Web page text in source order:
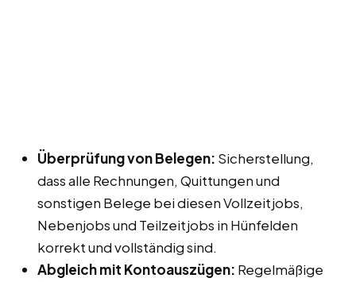
Überprüfung von Belegen: Sicherstellung,
dass alle Rechnungen, Quittungen und
sonstigen Belege bei diesen Vollzeitjobs,
Nebenjobs und Teilzeitjobs in Hünfelden
korrekt und vollständig sind.
Abgleich mit Kontoauszügen: Regelmäßige